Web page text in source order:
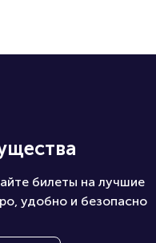
билеты на лучшие
удобно и безопасно